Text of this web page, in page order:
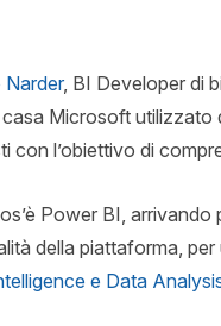
, BI Developer di
Microsoft utilizzato
l’obiettivo di
Power BI,
della piattaforma,
e Data